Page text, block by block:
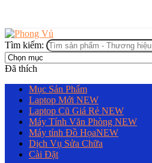
Tìm kiếm:
Đã thích
Mục Sản Phẩm
Laptop Mới NEW
Laptop Cũ Giá Rẻ NEW
Máy Tính Văn Phòng NEW
Máy tính Đồ HọaNEW
Dịch Vụ Sửa Chữa
Cài Đặt